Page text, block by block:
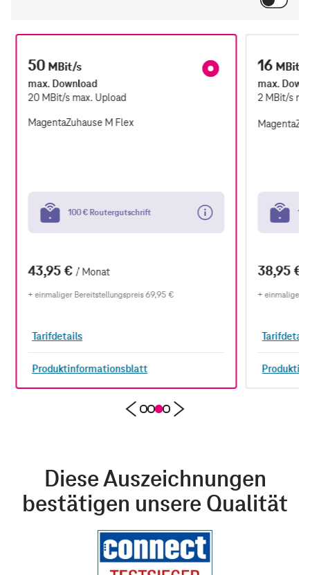
50 MBit/s
max. Download
20 MBit/s max. Upload
MagentaZuhause M Flex
100 € Routergutschrift
43,95 € / Monat
+ einmaliger Bereitstellungspreis 69,95 €
Tarifdetails
Produktinformationsblatt
16 MBit/s
max.
2 MBit/s
38,95 €
+ einmaliger